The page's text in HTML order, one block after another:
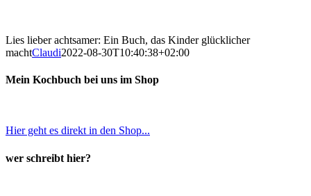
Lies lieber achtsamer: Ein Buch, das Kinder glücklicher
machtClaudi2022-08-30T10:40:38+02:00
Mein Kochbuch bei uns im Shop
Hier geht es direkt in den Shop...
wer schreibt hier?